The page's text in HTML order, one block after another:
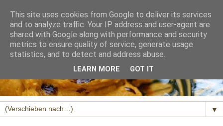
▼
This site uses cookies from Google to deliver its services
and to analyze traffic. Your IP address and user-agent are
shared with Google along with performance and security
metrics to ensure quality of service, generate usage
statistics, and to detect and address abuse.
LEARN MORE GOT IT